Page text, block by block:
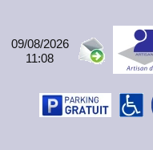
09/08/2026
11:08